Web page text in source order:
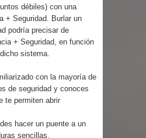
débiles) con una
+ Seguridad. Burlar un
podría precisar de
+ Seguridad, en función
sistema.
con la mayoría de
de seguridad y conoces
te permiten abrir
hacer un puente a un
sencillas.